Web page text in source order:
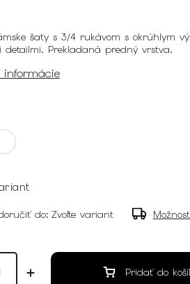
šaty s 3/4 rukávom s okrúhlym
detailmi. Prekladaná predný vrstva.
informácie
do: Zvoľte variant
Pridať do